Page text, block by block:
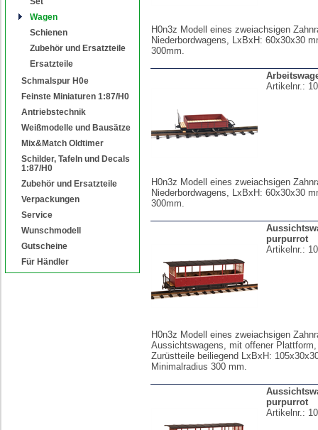
Wagen
Schienen
Zubehör und Ersatzteile
Ersatzteile
Schmalspur H0e
Feinste Miniaturen 1:87/H0
Antriebstechnik
Weißmodelle und Bausätze
Mix&Match Oldtimer
Schilder, Tafeln und Decals
1:87/H0
Zubehör und Ersatzteile
Verpackungen
Service
Wunschmodell
Gutscheine
Für Händler
H0n3z Modell eines zweiachsigen
Niederbordwagens, LxBxH: 60x30x30
300mm.
Artikelnr.:
H0n3z Modell eines zweiachsigen
Niederbordwagens, LxBxH: 60x30x30
300mm.
purpurrot
Artikelnr.:
H0n3z Modell eines zweiachsigen
Aussichtswagens, mit offener Plattform,
Zurüstteile beiliegend LxBxH:
Minimalradius 300 mm.
purpurrot
Artikelnr.: